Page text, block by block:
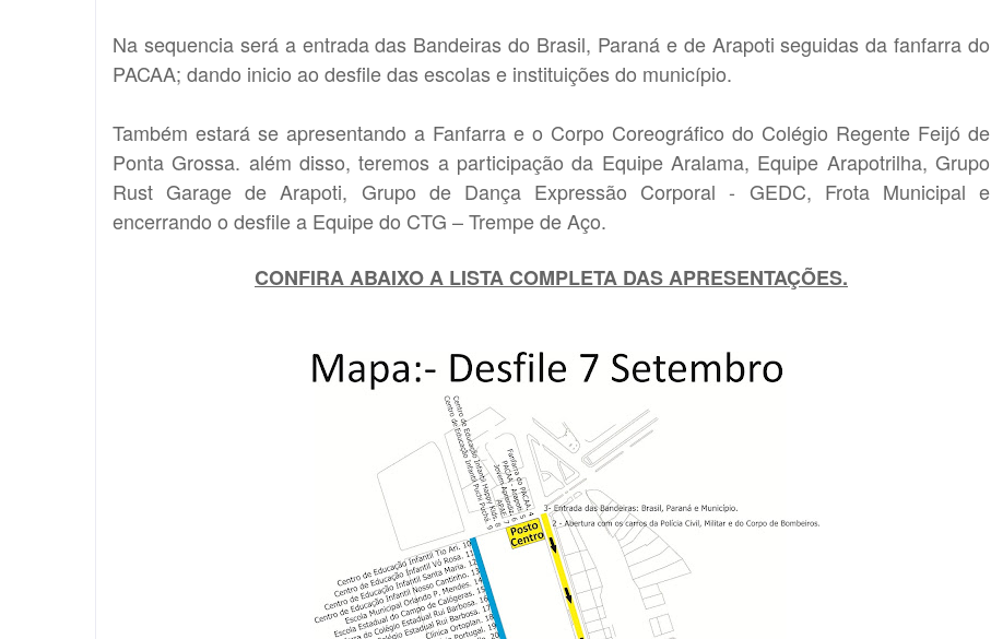
Na sequencia será a entrada das Bandeiras do Brasil, Paraná e de Arapoti seguidas da fanfarra do
PACAA; dando inicio ao desfile das escolas e instituições do município.
Também estará se apresentando a Fanfarra e o Corpo Coreográfico do Colégio Regente Feijó de
Ponta Grossa. além disso, teremos a participação da Equipe Aralama, Equipe Arapotrilha, Grupo
Rust Garage de Arapoti, Grupo de Dança Expressão Corporal - GEDC, Frota Municipal e
encerrando o desfile a Equipe do CTG – Trempe de Aço.
CONFIRA ABAIXO A LISTA COMPLETA DAS APRESENTAÇÕES.